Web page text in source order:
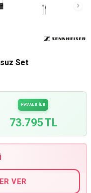
Set
HAVALE İLE
73.795 TL
VER